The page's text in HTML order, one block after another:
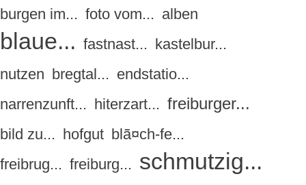
burgen im... foto vom... alben
blaue... fastnast... kastelbur...
nutzen bregtal... endstatio...
narrenzunft... hiterzart... freiburger...
bild zu... hofgut blã¤ch-fe...
freibrug... freiburg... schmutzig...